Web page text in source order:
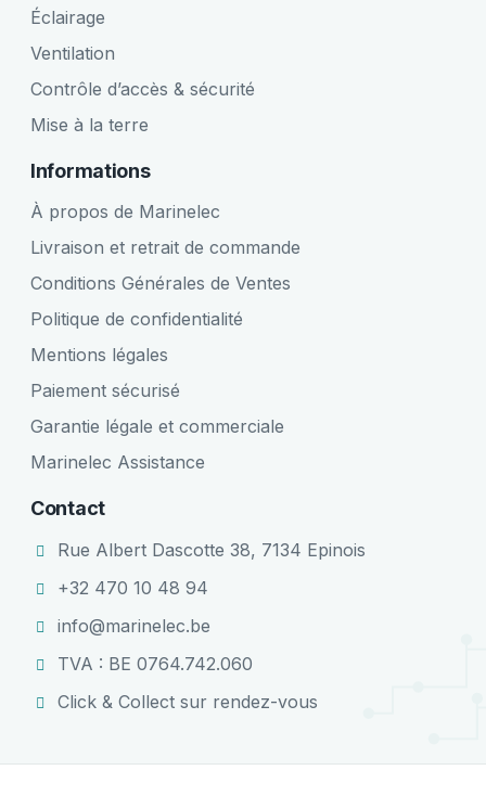
Éclairage
Ventilation
Contrôle d’accès & sécurité
Mise à la terre
Informations
À propos de Marinelec
Livraison et retrait de commande
Conditions Générales de Ventes
Politique de confidentialité
Mentions légales
Paiement sécurisé
Garantie légale et commerciale
Marinelec Assistance
Contact
Rue Albert Dascotte 38, 7134 Epinois
+32 470 10 48 94
info@marinelec.be
TVA : BE 0764.742.060
Click & Collect sur rendez-vous